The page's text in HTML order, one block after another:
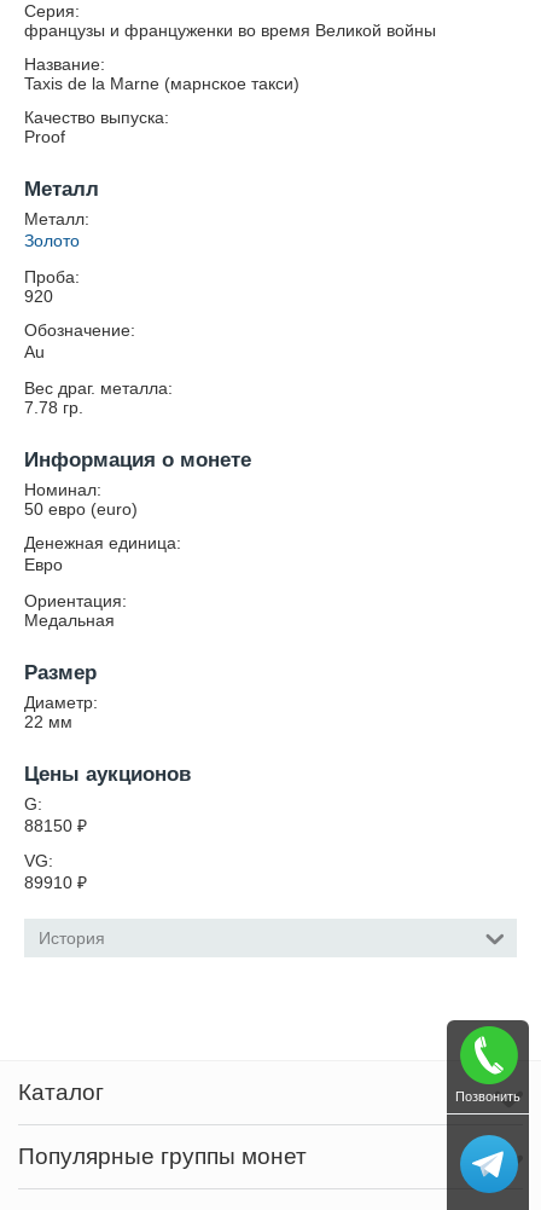
Серия:
французы и француженки во время Великой войны
Название:
Taxis de la Marne (марнское такси)
Качество выпуска:
Proof
Металл
Металл:
Золото
Проба:
920
Обозначение:
Au
Вес драг. металла:
7.78 гр.
Информация о монете
Номинал:
50 евро (euro)
Денежная единица:
Евро
Ориентация:
Медальная
Размер
Диаметр:
22 мм
Цены аукционов
G:
88150 ₽
VG:
89910 ₽
История
Каталог
Популярные группы монет
Позвонить